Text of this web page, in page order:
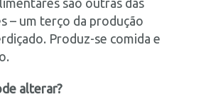
são outras das
– um terço da produção
Produz-se comida e
alterar?